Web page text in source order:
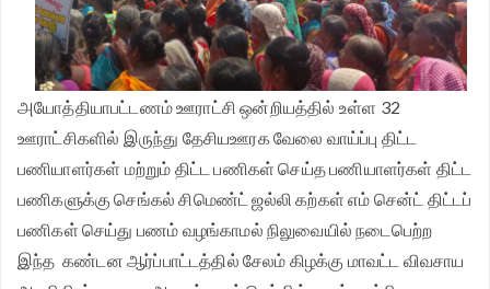
அயோத்தியாபட்டணம் ஊராட்சி ஒன்றியத்தில் உள்ள 32
ஊராட்சிகளில் இருந்து தேசியஊரக வேலை வாய்ப்பு திட்ட
பணியாளர்கள் மற்றும் திட்ட பணிகள் செய்த பணியாளர்கள் திட்ட
பணிகளுக்கு செங்கல் சிமெண்ட் ஜல்லி கற்கள் எம் சென்ட் திட்டப்
பணிகள் செய்து பணம் வழங்காமல் நிலுவையில் நடைபெற்ற
இந்த கண்டன ஆர்ப்பாட்டத்தில் சேலம் கிழக்கு மாவட்ட விவசாய